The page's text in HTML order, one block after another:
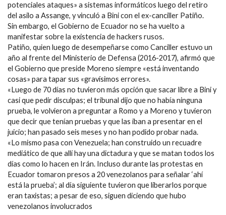
potenciales ataques» a sistemas informáticos luego del retiro
del asilo a Assange, y vinculó a Bini con el ex-canciller Patiño.
Sin embargo, el Gobierno de Ecuador no se ha vuelto a
manifestar sobre la existencia de hackers rusos.
Patiño, quien luego de desempeñarse como Canciller estuvo un
año al frente del Ministerio de Defensa (2016-2017), afirmó que
el Gobierno que preside Moreno siempre «está inventando
cosas» para tapar sus «gravísimos errores».
«Luego de 70 días no tuvieron más opción que sacar libre a Bini y
casi que pedir disculpas; el tribunal dijo que no había ninguna
prueba, le volvieron a preguntar a Romo y a Moreno y tuvieron
que decir que tenían pruebas y que las iban a presentar en el
juicio; han pasado seis meses y no han podido probar nada.
«Lo mismo pasa con Venezuela; han construido un recuadre
mediático de que allí hay una dictadura y que se matan todos los
días como lo hacen en Irán. Incluso durante las protestas en
Ecuador tomaron presos a 20 venezolanos para señalar ‘ahí
está la prueba’; al día siguiente tuvieron que liberarlos porque
eran taxistas; a pesar de eso, siguen diciendo que hubo
venezolanos involucrados